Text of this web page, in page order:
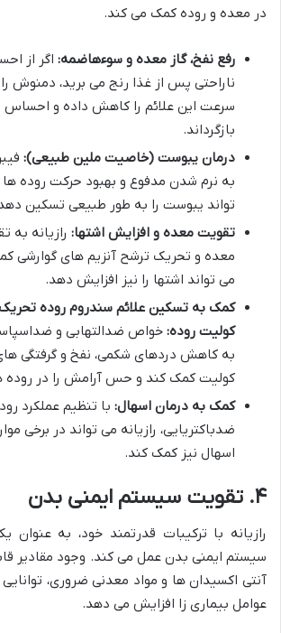
در معده و روده کمک می کند.
رفع نفخ، گاز معده و سوءهاضمه: اگر از
ناراحتی پس از غذا رنج می برید، دمنوش
سرعت این علائم را کاهش داده و احساس
بازگرداند.
درمان یبوست (خاصیت ملین طبیعی):
به نرم شدن مدفوع و بهبود حرکت روده
تواند یبوست را به طور طبیعی تسکین
تقویت معده و افزایش اشتها: رازیانه به
معده و تحریک ترشح آنزیم های گوارشی
می تواند اشتها را نیز افزایش دهد.
کولیت روده: خواص ضدالتهابی و
کولیت کمک کند و حس آرامش را در روده
کمک به درمان اسهال: با تنظیم عملکرد
ضدباکتریایی، رازیانه می تواند در برخی
اسهال نیز کمک کند.
۴. تقویت سیستم ایمنی بدن
رازیانه با ترکیبات قدرتمند خود، به
آنتی اکسیدان ها و مواد معدنی ضروری، توانایی
عوامل بیماری زا افزایش می دهد.